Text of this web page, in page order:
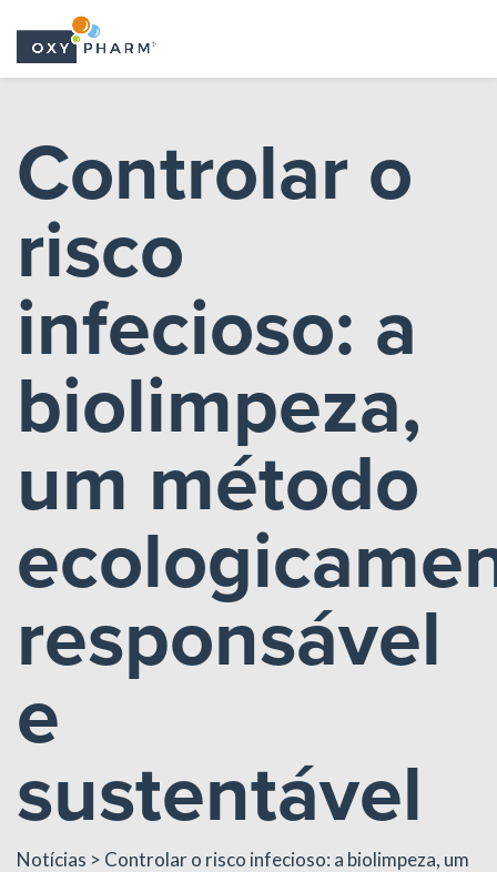
the
content
Controlar o
risco
infecioso: a
biolimpeza,
um método
responsável
e
sustentável
Notícias > Controlar o risco infecioso: a biolimpeza, um